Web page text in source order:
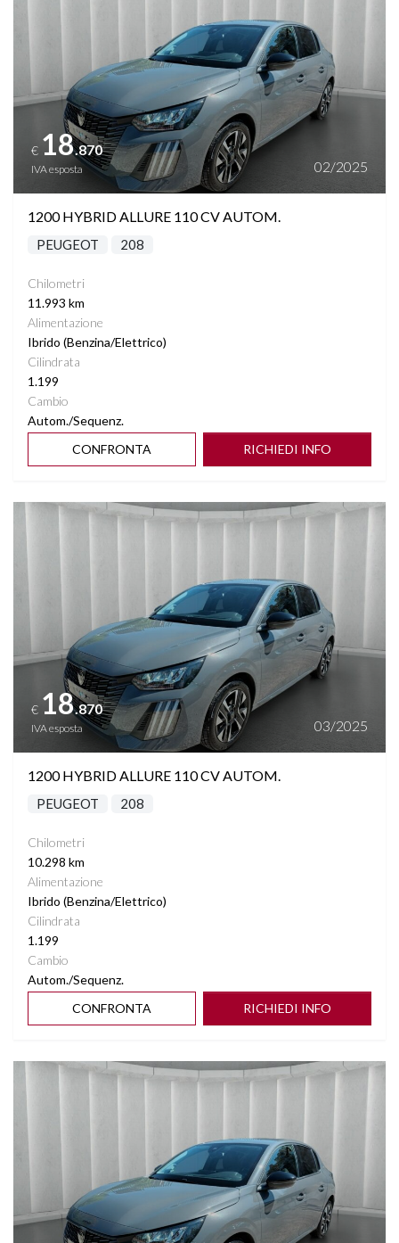
€ 18.870
IVA esposta 02/2025
1200 HYBRID ALLURE 110 CV AUTOM.
PEUGEOT 208
Chilometri
11.993 km
Alimentazione
Ibrido (Benzina/Elettrico)
Cilindrata
1.199
Cambio
Autom./Sequenz.
CONFRONTA
RICHIEDI INFO
Vedi dettagli
€ 18.870
IVA esposta 03/2025
1200 HYBRID ALLURE 110 CV AUTOM.
PEUGEOT 208
Chilometri
10.298 km
Alimentazione
Ibrido (Benzina/Elettrico)
Cilindrata
1.199
Cambio
Autom./Sequenz.
CONFRONTA
RICHIEDI INFO
Vedi dettagli